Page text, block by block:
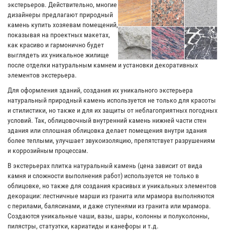
экстерьеров. Действительно, многие
дизайнеры предлагают природный
камень купить хозяевам помещений,
показывая на проектных макетах,
как красиво и гармонично будет
выглядеть их уникальное жилище
после отделки натуральным камнем и установки декоративных
элементов экстерьера.
Для оформления зданий, создания их уникального экстерьера
натуральный природный камень используется не только для красоты
и стилистики, но также и для их защиты от неблагоприятных погодных
условий. Так, облицовочный внутренний камень нижней части стен
здания или сплошная облицовка делает помещения внутри здания
более теплыми, улучшает звукоизоляцию, препятствует разрушениям
и коррозийным процессам.
В экстерьерах плитка натуральный камень (цена зависит от вида
камня и сложности выполнения работ) используется не только в
облицовке, но также для создания красивых и уникальных элементов
декорации: лестничные марши из гранита или мрамора выполняются
с перилами, балясинами, и даже ступенями из гранита или мрамора.
Создаются уникальные чаши, вазы, шары, колонны и полуколонны,
пилястры, статуэтки, кариатиды и канефоры и т.д.